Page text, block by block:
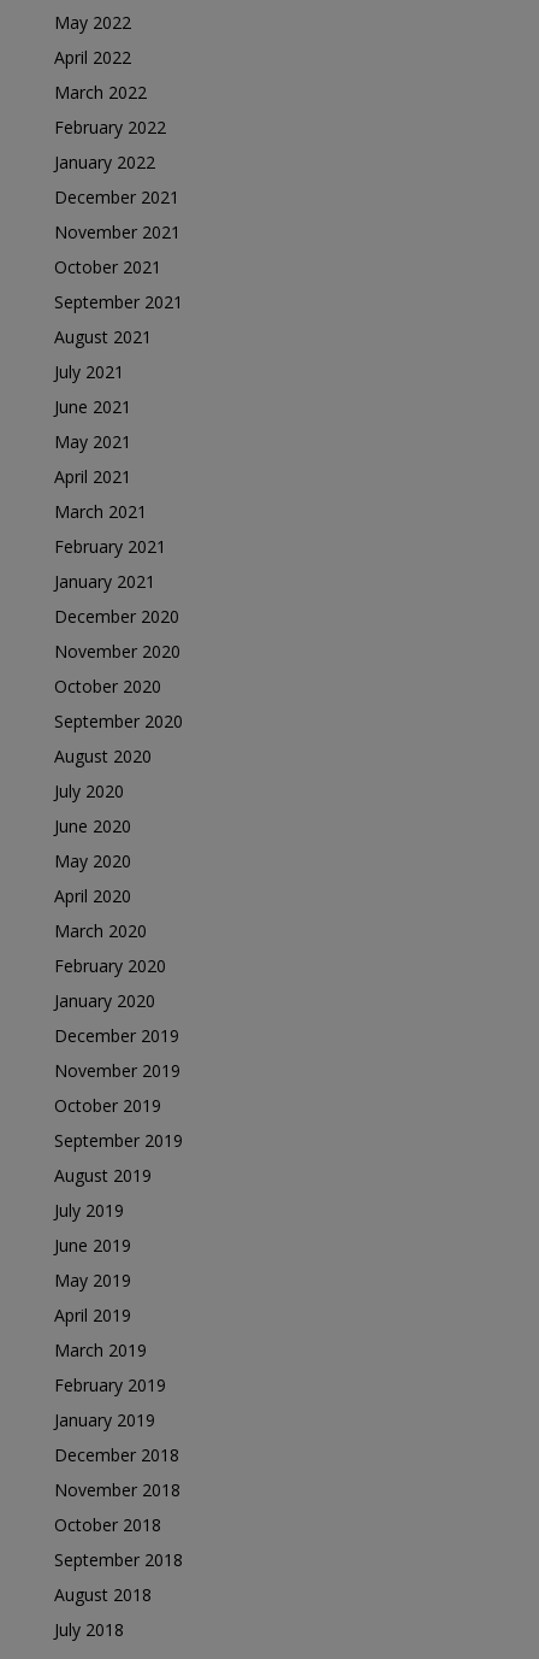
May 2022
April 2022
March 2022
February 2022
January 2022
December 2021
November 2021
October 2021
September 2021
August 2021
July 2021
June 2021
May 2021
April 2021
March 2021
February 2021
January 2021
December 2020
November 2020
October 2020
September 2020
August 2020
July 2020
June 2020
May 2020
April 2020
March 2020
February 2020
January 2020
December 2019
November 2019
October 2019
September 2019
August 2019
July 2019
June 2019
May 2019
April 2019
March 2019
February 2019
January 2019
December 2018
November 2018
October 2018
September 2018
August 2018
July 2018